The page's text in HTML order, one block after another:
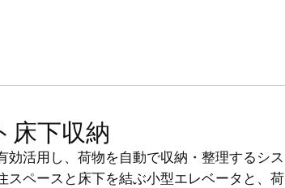
床下収納
効活用し、荷物を自動で収納・整理するシス
スペースと床下を結ぶ小型エレベータと、荷